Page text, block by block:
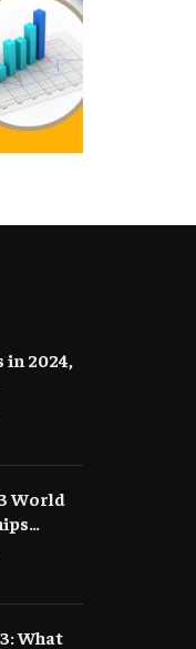
2024,
World
What